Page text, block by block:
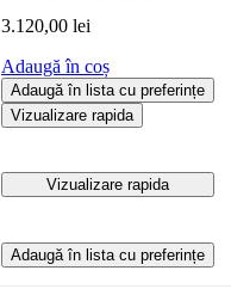
3.120,00 lei
Adaugă în coș
Adaugă în lista cu preferințe
Vizualizare rapida
Vizualizare rapida
Adaugă în lista cu preferințe